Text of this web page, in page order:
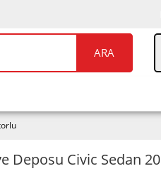
ARA
Deposu Civic Sedan